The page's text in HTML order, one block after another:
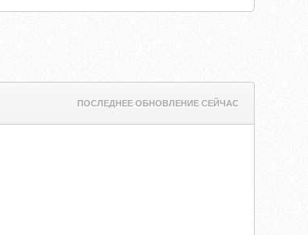
ПОСЛЕДНЕЕ ОБНОВЛЕНИЕ СЕЙЧАС